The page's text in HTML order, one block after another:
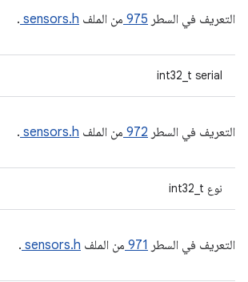
التعريف في السطر 975 من الملف sensors.h
.
int32_t serial
التعريف في السطر 972 من الملف sensors.h
.
نوع int32_t
التعريف في السطر 971 من الملف sensors.h
.